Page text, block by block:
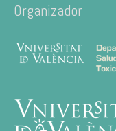
Organizador